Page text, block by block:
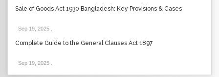
Sale of Goods Act 1930 Bangladesh: Key Provisions & Cases
Sep 19, 2025
Complete Guide to the General Clauses Act 1897
Sep 19, 2025